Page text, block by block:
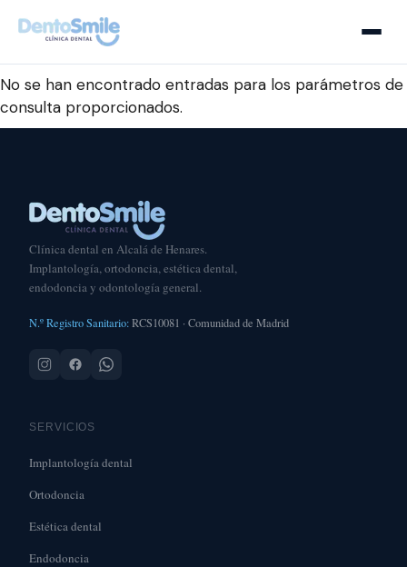
No se han encontrado entradas para los parámetros de
consulta proporcionados.
Clínica dental en Alcalá de Henares.
Implantología, ortodoncia, estética dental,
endodoncia y odontología general.
N.º Registro Sanitario:RCS10081 · Comunidad de Madrid
SERVICIOS
Implantología dental
Ortodoncia
Estética dental
Endodoncia